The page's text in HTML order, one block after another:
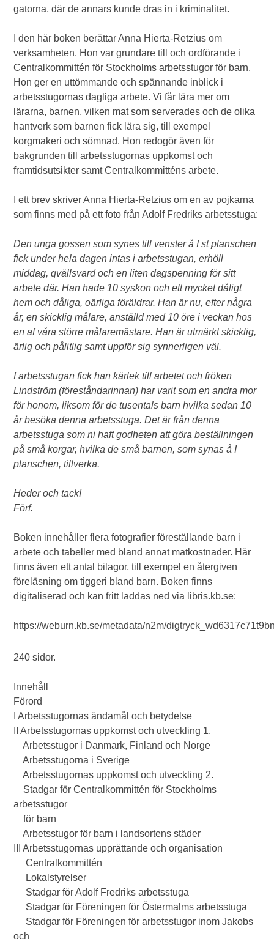
gatorna, där de annars kunde dras in i kriminalitet.
I den här boken berättar Anna Hierta-Retzius om
verksamheten. Hon var grundare till och ordförande i
Centralkommittén för Stockholms arbetsstugor för barn.
Hon ger en uttömmande och spännande inblick i
arbetsstugornas dagliga arbete. Vi får lära mer om
lärarna, barnen, vilken mat som serverades och de olika
hantverk som barnen fick lära sig, till exempel
korgmakeri och sömnad. Hon redogör även för
bakgrunden till arbetsstugornas uppkomst och
framtidsutsikter samt Centralkommitténs arbete.
I ett brev skriver Anna Hierta-Retzius om en av pojkarna
som finns med på ett foto från Adolf Fredriks arbetsstuga:
Den unga gossen som synes till venster å I st planschen
fick under hela dagen intas i arbetsstugan, erhöll
middag, qvällsvard och en liten dagspenning för sitt
arbete där. Han hade 10 syskon och ett mycket dåligt
hem och dåliga, oärliga föräldrar. Han är nu, efter några
år, en skicklig målare, anställd med 10 öre i veckan hos
en af våra större målaremästare. Han är utmärkt skicklig,
ärlig och pålitlig samt uppför sig synnerligen väl.
I arbetsstugan fick hankärlek till arbetetoch fröken
Lindström (föreståndarinnan) har varit som en andra mor
för honom, liksom för de tusentals barn hvilka sedan 10
år besöka denna arbetsstuga. Det är från denna
arbetsstuga som ni haft godheten att göra beställningen
på små korgar, hvilka de små barnen, som synas å I
planschen, tillverka.
Heder och tack!
Förf.
Boken innehåller flera fotografier föreställande barn i
arbete och tabeller med bland annat matkostnader. Här
finns även ett antal bilagor, till exempel en återgiven
föreläsning om tiggeri bland barn. Boken finns
digitaliserad och kan fritt laddas ned via libris.kb.se:
https://weburn.kb.se/metadata/n2m/
240 sidor.
Innehåll
Förord
I Arbetsstugornas ändamål och betydelse
II Arbetsstugornas uppkomst och utveckling 1.
Arbetsstugor i Danmark, Finland och Norge
Arbetsstugorna i Sverige
Arbetsstugornas uppkomst och utveckling 2.
Stadgar för Centralkommittén för Stockholms
arbetsstugor
för barn
Arbetsstugor för barn i landsortens städer
III Arbetsstugornas upprättande och organisation
Centralkommittén
Lokalstyrelser
Stadgar för Adolf Fredriks arbetsstuga
Stadgar för Föreningen för Östermalms arbetsstuga
Stadgar för Föreningen för arbetsstugor inom Jakobs
och